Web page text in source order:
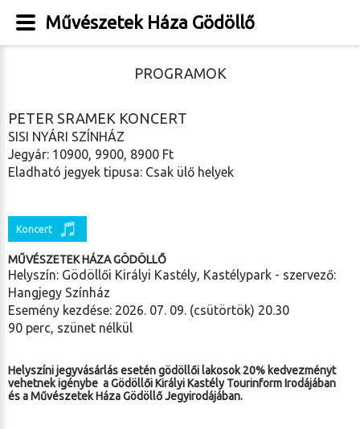
PROGRAMOK
PETER SRAMEK KONCERT
SISI NYÁRI SZÍNHÁZ
Jegyár: 10900, 9900, 8900 Ft
Eladható jegyek tipusa: Csak ülő helyek
Koncert
MŰVÉSZETEK HÁZA GÖDÖLLŐ
Helyszín: Gödöllői Királyi Kastély, Kastélypark - szervező:
Hangjegy Színház
Esemény kezdése: 2026. 07. 09. (csütörtök) 20.30
90 perc, szünet nélkül
Helyszíni jegyvásárlás esetén gödöllői lakosok 20% kedvezményt
vehetnek igénybe a Gödöllői Királyi Kastély Tourinform Irodájában
és a Művészetek Háza Gödöllő Jegyirodájában.
Művészetek Háza Gödöllő